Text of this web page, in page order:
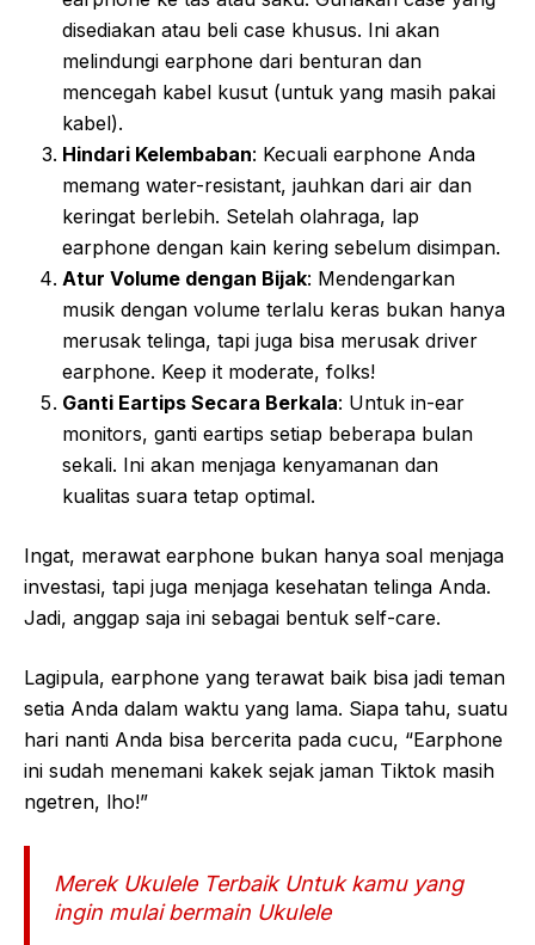
disediakan atau beli case khusus. Ini akan
melindungi earphone dari benturan dan
mencegah kabel kusut (untuk yang masih pakai
kabel).
Hindari Kelembaban: Kecuali earphone Anda
memang water-resistant, jauhkan dari air dan
keringat berlebih. Setelah olahraga, lap
earphone dengan kain kering sebelum disimpan.
Atur Volume dengan Bijak: Mendengarkan
musik dengan volume terlalu keras bukan hanya
merusak telinga, tapi juga bisa merusak driver
earphone. Keep it moderate, folks!
Ganti Eartips Secara Berkala: Untuk in-ear
monitors, ganti eartips setiap beberapa bulan
sekali. Ini akan menjaga kenyamanan dan
kualitas suara tetap optimal.
Ingat, merawat earphone bukan hanya soal menjaga
investasi, tapi juga menjaga kesehatan telinga Anda.
Jadi, anggap saja ini sebagai bentuk self-care.
Lagipula, earphone yang terawat baik bisa jadi teman
setia Anda dalam waktu yang lama. Siapa tahu, suatu
hari nanti Anda bisa bercerita pada cucu, “Earphone
ini sudah menemani kakek sejak jaman Tiktok masih
ngetren, lho!”
Merek Ukulele Terbaik Untuk kamu yang
ingin mulai bermain Ukulele